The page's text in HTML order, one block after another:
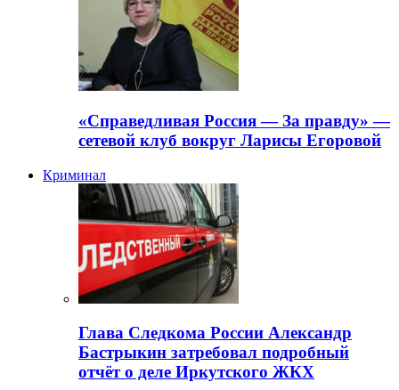
«Справедливая Россия — За правду» —
сетевой клуб вокруг Ларисы Егоровой
Криминал
Глава Следкома России Александр
Бастрыкин затребовал подробный
отчёт о деле Иркутского ЖКХ